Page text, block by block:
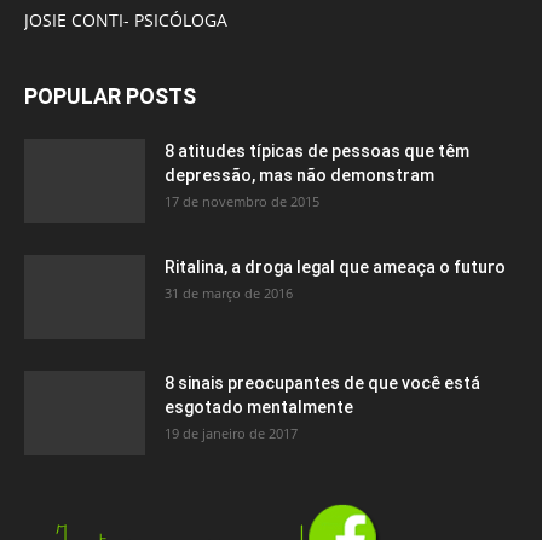
JOSIE CONTI- PSICÓLOGA
POPULAR POSTS
8 atitudes típicas de pessoas que têm
depressão, mas não demonstram
17 de novembro de 2015
Ritalina, a droga legal que ameaça o futuro
31 de março de 2016
8 sinais preocupantes de que você está
esgotado mentalmente
19 de janeiro de 2017